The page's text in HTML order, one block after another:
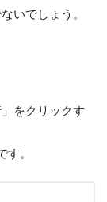
いでしょう。
をクリックす
。